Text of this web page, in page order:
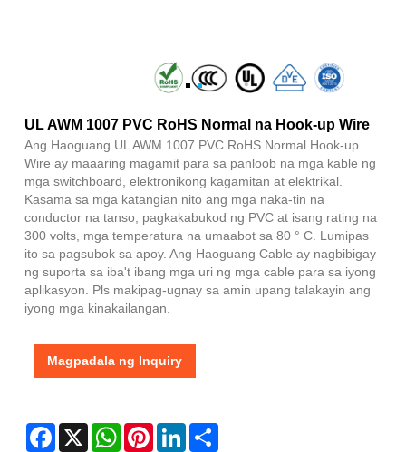
UL AWM 1007 PVC RoHS Normal na Hook-up Wire
Ang Haoguang UL AWM 1007 PVC RoHS Normal Hook-up
Wire ay maaaring magamit para sa panloob na mga kable ng
mga switchboard, elektronikong kagamitan at elektrikal.
Kasama sa mga katangian nito ang mga naka-tin na
conductor na tanso, pagkakabukod ng PVC at isang rating na
300 volts, mga temperatura na umaabot sa 80 ° C. Lumipas
ito sa pagsubok sa apoy. Ang Haoguang Cable ay nagbibigay
ng suporta sa iba't ibang mga uri ng mga cable para sa iyong
aplikasyon. Pls makipag-ugnay sa amin upang talakayin ang
iyong mga kinakailangan.
Magpadala ng Inquiry
Facebook
X WhatsAppPinterestLinkedIn